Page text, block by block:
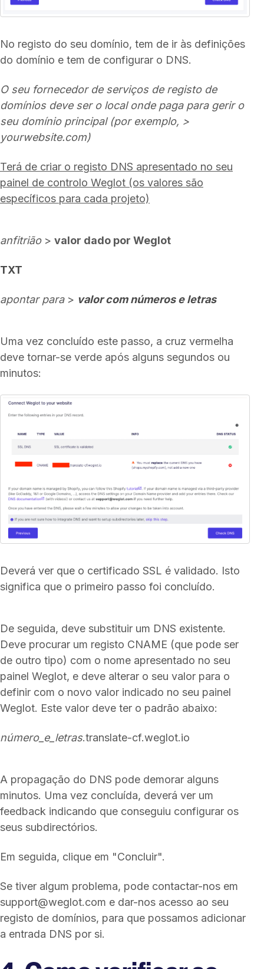
No registo do seu domínio, tem de ir às definições
do domínio e tem de configurar o DNS.
O seu fornecedor de serviços de registo de
domínios deve ser o local onde paga para gerir o
seu domínio principal (por exemplo, >
yourwebsite.com)
Terá de criar o registo DNS apresentado no seu
painel de controlo Weglot (os valores são
específicos para cada projeto)
anfitrião> valor dado por Weglot
TXT
apontar para> valor com números e letras
Uma vez concluído este passo, a cruz vermelha
deve tornar-se verde após alguns segundos ou
minutos:
Deverá ver que o certificado SSL é validado. Isto
significa que o primeiro passo foi concluído.
De seguida, deve substituir um DNS existente.
Deve procurar um registo CNAME (que pode ser
de outro tipo) com o nome apresentado no seu
painel Weglot, e deve alterar o seu valor para o
definir com o novo valor indicado no seu painel
Weglot. Este valor deve ter o padrão abaixo:
número_e_letras.translate-cf.weglot.io
A propagação do DNS pode demorar alguns
minutos. Uma vez concluída, deverá ver um
feedback indicando que conseguiu configurar os
seus subdirectórios.
Em seguida, clique em "Concluir".
Se tiver algum problema, pode contactar-nos em
support@weglot.com e dar-nos acesso ao seu
registo de domínios, para que possamos adicionar
a entrada DNS por si.